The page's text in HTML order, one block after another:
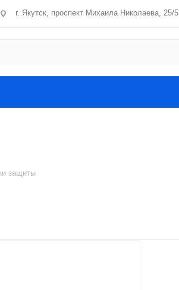
г. Якутск, проспект Михаила Николаева, 25/5
защиты